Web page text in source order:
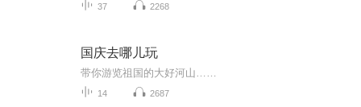
37 2268
国庆去哪儿玩
带你游览祖国的大好河山……
14 2687